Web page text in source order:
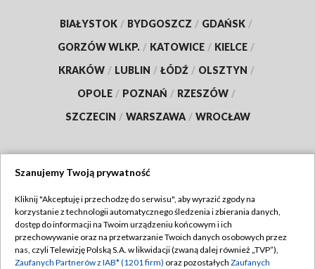
BIAŁYSTOK / BYDGOSZCZ / GDAŃSK /
GORZÓW WLKP. / KATOWICE / KIELCE /
KRAKÓW / LUBLIN / ŁÓDŹ / OLSZTYN /
OPOLE / POZNAŃ / RZESZÓW /
SZCZECIN / WARSZAWA / WROCŁAW
TVP
Abonament TVP
Emisja w TVP
Regulamin TVP
Polityka prywatności
Szanujemy Twoją prywatność
Kliknij "Akceptuję i przechodzę do serwisu", aby wyrazić zgody na
korzystanie z technologii automatycznego śledzenia i zbierania danych,
dostęp do informacji na Twoim urządzeniu końcowym i ich
przechowywanie oraz na przetwarzanie Twoich danych osobowych przez
nas, czyli Telewizję Polską S.A. w likwidacji (zwaną dalej również „TVP”),
Zaufanych Partnerów z IAB* (1201 firm) oraz pozostałych Zaufanych